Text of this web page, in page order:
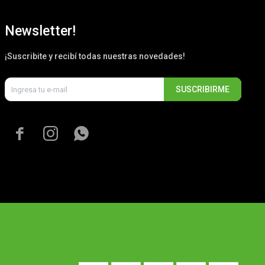
Newsletter!
¡Suscribite y recibí todas nuestras novedades!
SUSCRIBIRME
  